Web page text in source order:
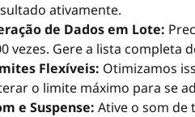
ativamente.
de Dados em Lote:
vezes. Gere a lista completa
Flexíveis: Otimizamos
o limite máximo para se
e Suspense: Ative o som de